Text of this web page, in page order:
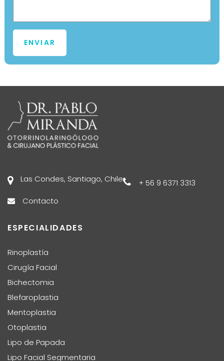
Las Condes, Santiago, Chile
+ 56 9 6371 3313
Contacto
ESPECIALIDADES
Rinoplastía
Cirugía Facial
Bichectomia
Blefaroplastia
Mentoplastia
Otoplastia
Lipo de Papada
Lipo Facial Segmentaria